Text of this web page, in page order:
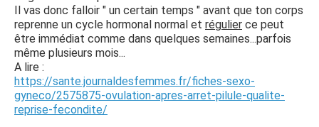
Il vas donc falloir " un certain temps " avant que ton corps
reprenne un cycle hormonal normal et régulier ce peut
être immédiat comme dans quelques semaines...parfois
même plusieurs mois...
A lire :
https://sante.journaldesfemmes.fr/fiches-sexo-
gyneco/2575875-ovulation-apres-arret-pilule-qualite-
reprise-fecondite/